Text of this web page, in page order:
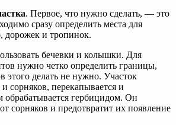
. Первое, что нужно сделать, — это
сразу определить места для
дорожек и тропинок.
бечевки и колышки. Для
нужно четко определить границы,
этого делать не нужно. Участок
сорняков, перекапывается и
обрабатывается гербицидом. Он
сорняков и предотвратит их появление